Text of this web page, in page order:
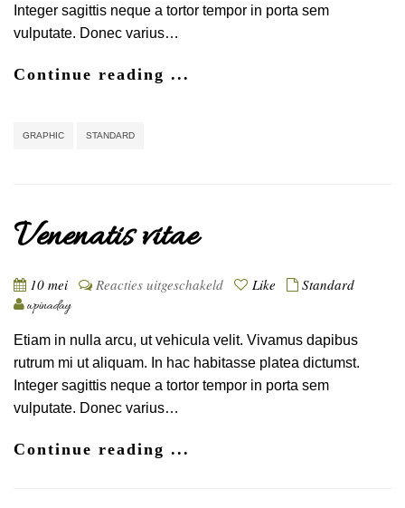
Integer sagittis neque a tortor tempor in porta sem
vulputate. Donec varius…
Continue reading ...
GRAPHIC STANDARD
Venenatis vitae
10 mei Reacties uitgeschakeldvoor Like Standard
wpinaday
Etiam in nulla arcu, ut vehicula velit. Vivamus dapibus
rutrum mi ut aliquam. In hac habitasse platea dictumst.
Integer sagittis neque a tortor tempor in porta sem
vulputate. Donec varius…
Continue reading ...